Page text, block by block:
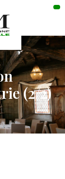
(2/2)